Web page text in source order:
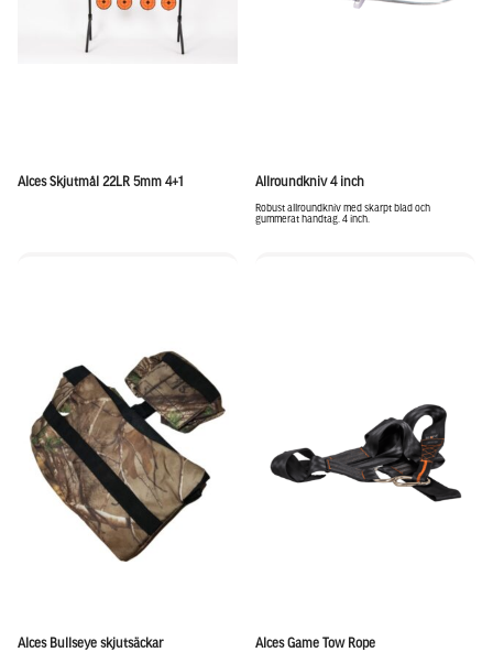
Alces Skjutmål 22LR 5mm 4+1 Allroundkniv 4 inch
Robust allroundkniv med skarpt blad och
gummerat handtag. 4 inch.
Alces Bullseye skjutsäckar Alces Game Tow Rope